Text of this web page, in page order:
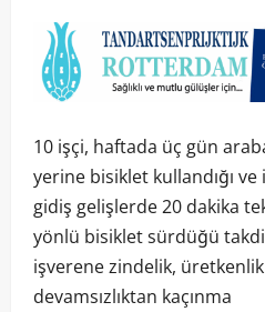
10 işçi, haftada üç gün
yerine bisiklet kullandığı ve
gidiş gelişlerde 20 dakika
yönlü bisiklet sürdüğü
işverene zindelik,
devamsızlıktan kaçınma